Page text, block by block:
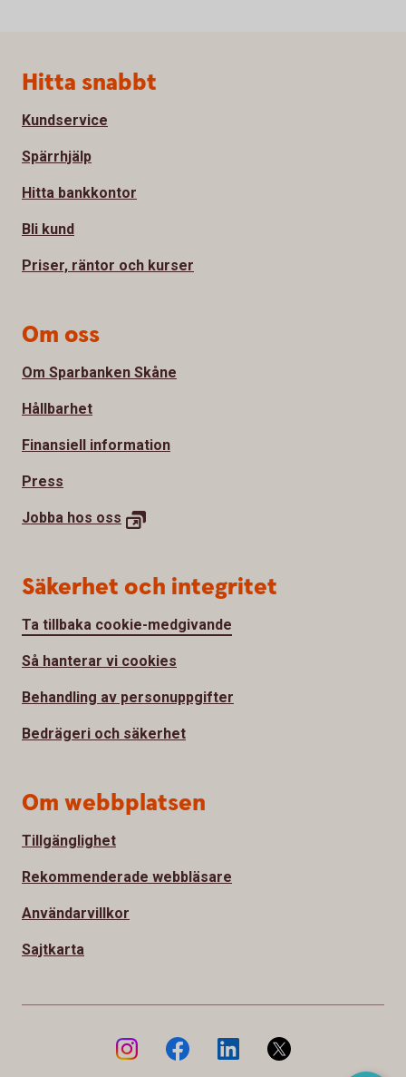
Sidfot
Hitta snabbt
Kundservice
Spärrhjälp
Hitta bankkontor
Bli kund
Priser, räntor och kurser
Om oss
Om Sparbanken Skåne
Hållbarhet
Finansiell information
Press
Jobba hos oss
Säkerhet och integritet
Ta tillbaka cookie-medgivande
Så hanterar vi cookies
Behandling av personuppgifter
Bedrägeri och säkerhet
Om webbplatsen
Tillgänglighet
Rekommenderade webbläsare
Användarvillkor
Sajtkarta